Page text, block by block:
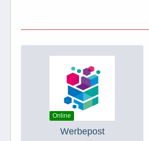
Online
Werbepost